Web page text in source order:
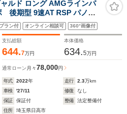
ルド ロング AMGラインパ
後期型 9速AT RSP パノラ
シートPKG 後席ツインモニ
デジ360°カメラ デジタルイ
ウンド AMG19AW 禁煙 正
ラン付 オンライン相談可 360°画像付
支払総額
644.7万円
本体価格
634.5万円
通常ローン 月々78,000円
年式 2022年 走行 2.3万km
車検
'27/11 修復
なし
保証
保証付 整備
法定整備付
住所
埼玉県日高市